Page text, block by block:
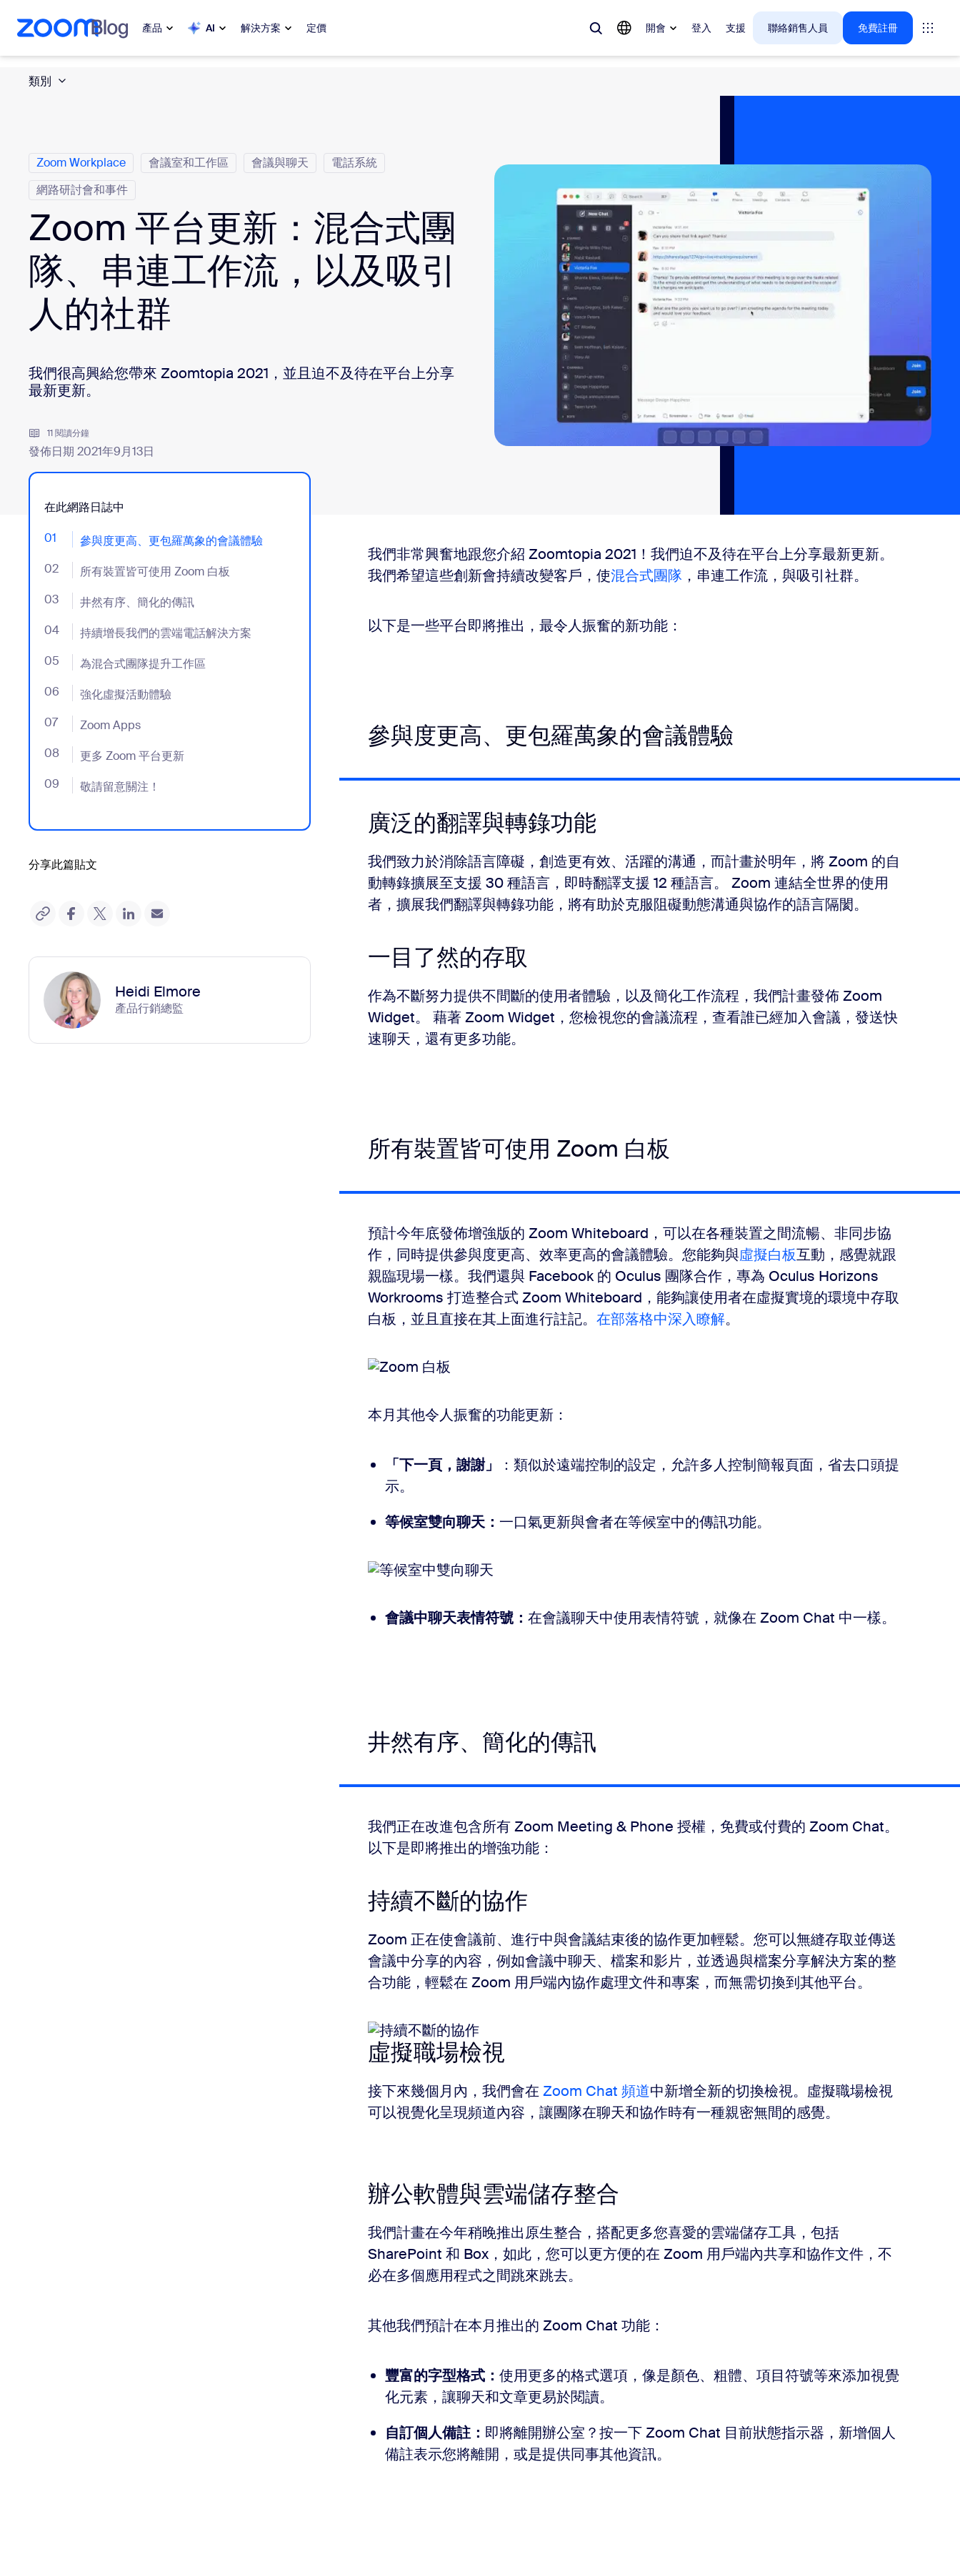
至主要內容
至協助聊天 產品 AI 解決方案 定價 開會 登入 支援 聯絡銷售人員 免費註冊
熱門
Zoom 企業服務套組
Zoom 客戶體驗
Zoom AI
開發人員
應用程式和整合功能
My Notes
Rooms
Phone Canvas
Contact Center 客戶體驗深入解析
Bonsai
安裝到桌面
下載中心
聯絡我們
+1.888.799.9666/ +1.888.303.1012
類別
Zoom Workplace 會議室和工作區 會議與聊天
電話系統
網路研討會和事件
Zoom 平台更新：混合式團
隊、串連工作流，以及吸引
人的社群
我們很高興給您帶來 Zoomtopia 2021，並且迫不及待在平台上分享
最新更新。
11 閱讀分鐘
發佈日期 2021年9月13日
在此網路日誌中
01 參與度更高、更包羅萬象的會議體驗
- Jumplink to 參與度更高、更包羅萬象的會議體驗
02 所有裝置皆可使用 Zoom 白板
- Jumplink to 所有裝置皆可使用 Zoom 白板
03 井然有序、簡化的傳訊
- Jumplink to 井然有序、簡化的傳訊
04 持續增長我們的雲端電話解決方案
- Jumplink to 持續增長我們的雲端電話解決方案
05 為混合式團隊提升工作區
- Jumplink to 為混合式團隊提升工作區
06 強化虛擬活動體驗
- Jumplink to 強化虛擬活動體驗
07 Zoom Apps
- Jumplink to Zoom Apps
08 更多 Zoom 平台更新
- Jumplink to 更多 Zoom 平台更新
09 敬請留意關注！
- Jumplink to 敬請留意關注！
分享此篇貼文
Heidi Elmore
產品行銷總監
我們非常興奮地跟您介紹 Zoomtopia 2021！我們迫不及待在平台上分享最新更新。
我們希望這些創新會持續改變客戶，使混合式團隊 ，串連工作流，與吸引社群。
以下是一些平台即將推出，最令人振奮的新功能：
參與度更高、更包羅萬象的會議體驗
廣泛的翻譯與轉錄功能
我們致力於消除語言障礙，創造更有效、活躍的溝通，而計畫於明年，將 Zoom 的自
動轉錄擴展至支援 30 種語言，即時翻譯支援 12 種語言。 Zoom 連結全世界的使用
者，擴展我們翻譯與轉錄功能，將有助於克服阻礙動態溝通與協作的語言隔閡。
一目了然的存取
作為不斷努力提供不間斷的使用者體驗，以及簡化工作流程，我們計畫發佈 Zoom
Widget。 藉著 Zoom Widget，您檢視您的會議流程，查看誰已經加入會議，發送快
速聊天，還有更多功能。
所有裝置皆可使用 Zoom 白板
預計今年底發佈增強版的 Zoom Whiteboard，可以在各種裝置之間流暢、非同步協
作，同時提供參與度更高、效率更高的會議體驗。您能夠與虛擬白板互動，感覺就跟
親臨現場一樣。我們還與 Facebook 的 Oculus 團隊合作，專為 Oculus Horizons
Workrooms 打造整合式 Zoom Whiteboard，能夠讓使用者在虛擬實境的環境中存取
白板，並且直接在其上面進行註記。 在部落格中深入瞭解。
本月其他令人振奮的功能更新：
「下一頁，謝謝」
：類似於遠端控制的設定，允許多人控制簡報頁面，省去口頭提
示。
等候室雙向聊天： 一口氣更新與會者在等候室中的傳訊功能。
會議中聊天表情符號： 在會議聊天中使用表情符號，就像在 Zoom Chat 中一樣。
井然有序、簡化的傳訊
我們正在改進包含所有 Zoom Meeting & Phone 授權，免費或付費的 Zoom Chat。
以下是即將推出的增強功能：
持續不斷的協作
Zoom 正在使會議前、進行中與會議結束後的協作更加輕鬆。您可以無縫存取並傳送
會議中分享的內容，例如會議中聊天、檔案和影片，並透過與檔案分享解決方案的整
合功能，輕鬆在 Zoom 用戶端內協作處理文件和專案，而無需切換到其他平台。
虛擬職場檢視
接下來幾個月內，我們會在 Zoom Chat 頻道中新增全新的切換檢視。虛擬職場檢視
可以視覺化呈現頻道內容，讓團隊在聊天和協作時有一種親密無間的感覺。
辦公軟體與雲端儲存整合
我們計畫在今年稍晚推出原生整合，搭配更多您喜愛的雲端儲存工具，包括
SharePoint 和 Box，如此，您可以更方便的在 Zoom 用戶端內共享和協作文件，不
必在多個應用程式之間跳來跳去。
其他我們預計在本月推出的 Zoom Chat 功能：
豐富的字型格式： 使用更多的格式選項，像是顏色、粗體、項目符號等來添加視覺
化元素，讓聊天和文章更易於閱讀。
自訂個人備註： 即將離開辦公室？按一下 Zoom Chat 目前狀態指示器，新增個人
備註表示您將離開，或是提供同事其他資訊。